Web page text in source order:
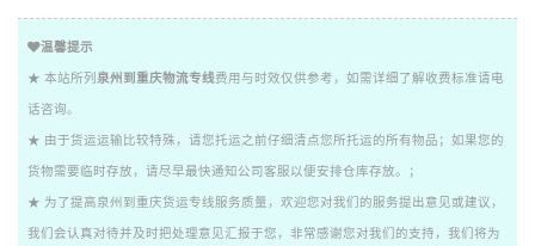
温馨提示
★ 本站所列 泉州到重庆物流专线费用与时效仅供参考，如需详细了解收费标准请电
话咨询。
★ 由于货运运输比较特殊，请您托运之前仔细清点您所托运的所有物品；如果您的
货物需要临时存放，请尽早最快通知公司客服以便安排仓库存放。；
★ 为了提高泉州到重庆货运专线服务质量，欢迎您对我们的服务提出意见或建议，
我们会认真对待并及时把处理意见汇报于您，非常感谢您对我们的支持，我们将为